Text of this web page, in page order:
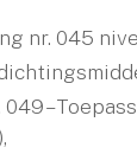
nr. 045
–